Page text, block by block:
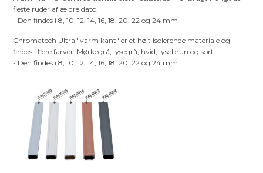
fleste ruder af ældre dato.
- Den findes i 8, 10, 12, 14, 16, 18, 20, 22 og 24 mm
Chromatech Ultra "varm kant" er et højt isolerende materiale og
findes i flere farver: Mørkegrå, lysegrå, hvid, lysebrun og sort.
- Den findes i 8, 10, 12, 14, 16, 18, 20, 22 og 24 mm